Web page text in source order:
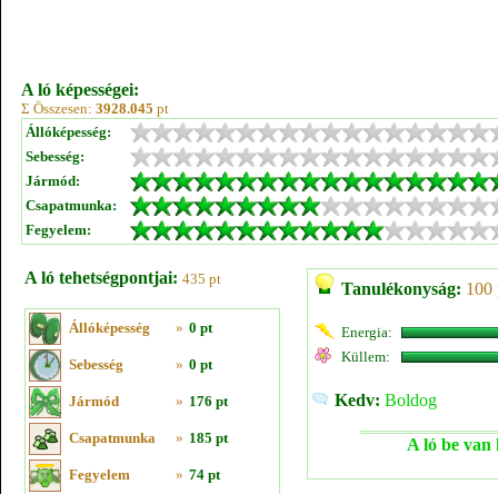
A ló képességei:
Σ Összesen: 3928.045 pt
Állóképesség:
Sebesség:
Jármód:
Csapatmunka:
Fegyelem:
A ló tehetségpontjai: 435 pt
Állóképesség » 0 pt
Sebesség » 0 pt
Jármód » 176 pt
Csapatmunka » 185 pt
Fegyelem » 74 pt
Tanulékonyság: 100
Energia:
Küllem:
Kedv: Boldog
A ló be van